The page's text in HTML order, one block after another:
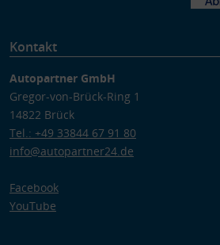
Kontakt
Autopartner GmbH
Gregor-von-Brück-Ring 1
14822 Brück
Tel.: +49 33844 67 91 80
info@autopartner24.de
Facebook
YouTube